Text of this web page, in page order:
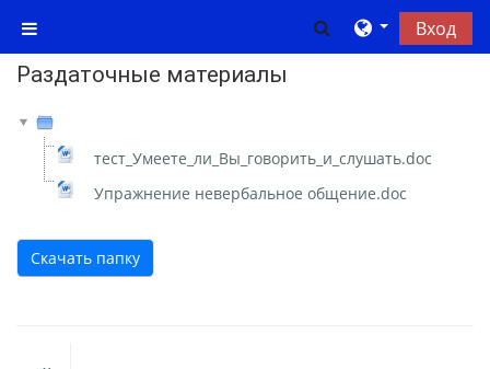
Боковая панель
ИзменитьВход
Раздаточные материалы
тест_Умеете_ли_Вы_говорить_и_слушать.doc
Упражнение невербальное общение.doc
Скачать папку